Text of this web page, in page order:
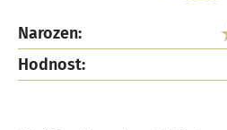
Narozen:
Hodnost: